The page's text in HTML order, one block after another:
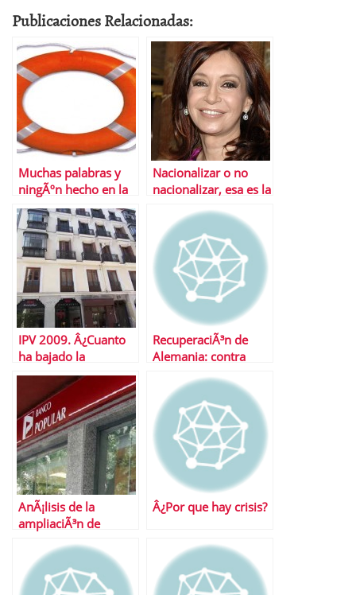
Publicaciones Relacionadas:
Muchas palabras y
ningÃºn hecho en la
reestructuraciÃ³n
bancaria
Nacionalizar o no
nacionalizar, esa es la
IPV 2009. Â¿Cuanto
ha bajado la
vivienda?
RecuperaciÃ³n de
Alemania: contra
AnÃ¡lisis de la
ampliaciÃ³n de
de sus convertibles
Â¿Por que hay crisis?